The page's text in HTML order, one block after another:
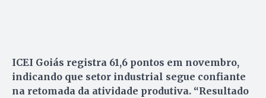
ICEI Goiás registra 61,6 pontos em novembro,
indicando que setor industrial segue confiante
na retomada da atividade produtiva. “Resultado